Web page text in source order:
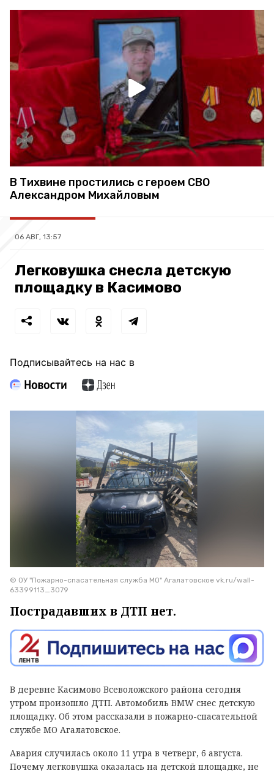
В Тихвине простились с героем СВО
Александром Михайловым
06 АВГ, 13:57
Легковушка снесла детскую
площадку в Касимово
Подписывайтесь на нас в
© ОУ "Пожарно-спасательная служба МО" Агалатовское vk.ru/wall-
63399113_3079
Пострадавших в ДТП нет.
В деревне Касимово Всеволожского района сегодня
утром произошло ДТП. Автомобиль BMW снес детскую
площадку. Об этом рассказали в пожарно-спасательной
службе МО Агалатовское.
Авария случилась около 11 утра в четверг, 6 августа.
Почему легковушка оказалась на детской площадке, не